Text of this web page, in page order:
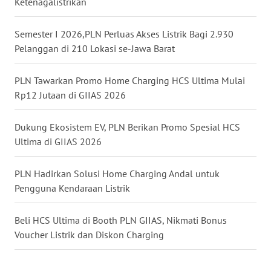
Semester I 2026,PLN Perluas Akses Listrik Bagi 2.930
Pelanggan di 210 Lokasi se-Jawa Barat
PLN Tawarkan Promo Home Charging HCS Ultima Mulai
Rp12 Jutaan di GIIAS 2026
Dukung Ekosistem EV, PLN Berikan Promo Spesial HCS
Ultima di GIIAS 2026
PLN Hadirkan Solusi Home Charging Andal untuk
Pengguna Kendaraan Listrik
Beli HCS Ultima di Booth PLN GIIAS, Nikmati Bonus
Voucher Listrik dan Diskon Charging
KALTIM
WN
WN
WN
SULUT
WN
MALUKU
WN
MALUT